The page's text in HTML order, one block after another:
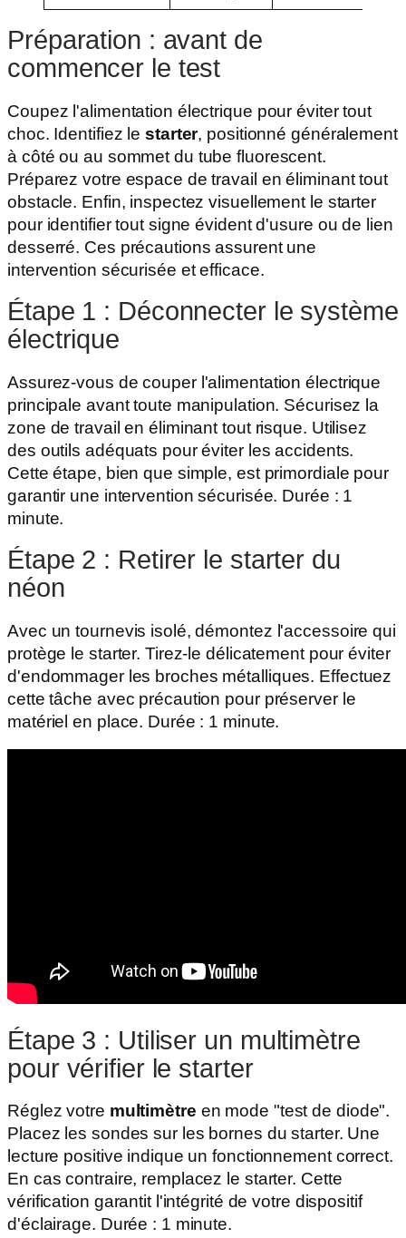
Préparation : avant de
commencer le test
Coupez l'alimentation électrique pour éviter tout
choc. Identifiez le starter, positionné généralement
à côté ou au sommet du tube fluorescent.
Préparez votre espace de travail en éliminant tout
obstacle. Enfin, inspectez visuellement le starter
pour identifier tout signe évident d'usure ou de lien
desserré. Ces précautions assurent une
intervention sécurisée et efficace.
Étape 1 : Déconnecter le système
électrique
Assurez-vous de couper l'alimentation électrique
principale avant toute manipulation. Sécurisez la
zone de travail en éliminant tout risque. Utilisez
des outils adéquats pour éviter les accidents.
Cette étape, bien que simple, est primordiale pour
garantir une intervention sécurisée. Durée : 1
minute.
Étape 2 : Retirer le starter du
néon
Avec un tournevis isolé, démontez l'accessoire qui
protège le starter. Tirez-le délicatement pour éviter
d'endommager les broches métalliques. Effectuez
cette tâche avec précaution pour préserver le
matériel en place. Durée : 1 minute.
Étape 3 : Utiliser un multimètre
pour vérifier le starter
Réglez votre multimètre en mode "test de diode".
Placez les sondes sur les bornes du starter. Une
lecture positive indique un fonctionnement correct.
En cas contraire, remplacez le starter. Cette
vérification garantit l'intégrité de votre dispositif
d'éclairage. Durée : 1 minute.